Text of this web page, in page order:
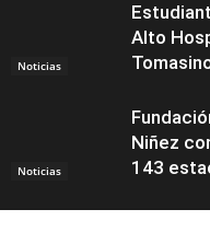
Noticias
Alto
Noticias
Niñez
143